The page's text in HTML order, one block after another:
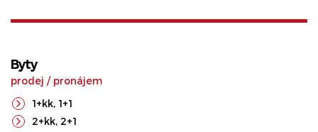
Byty
prodej / pronájem
1+kk, 1+1
2+kk, 2+1